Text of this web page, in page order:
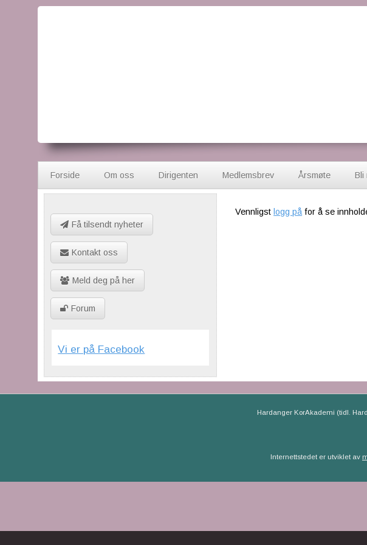
Forside Om oss Dirigenten Medlemsbrev Årsmøte Bli
Få tilsendt nyheter
Kontakt oss
Meld deg på her
Forum
Vi er på Facebook
Vennligst logg på for å se
Hardanger KorAkademi (tidl.
Internettstedet er utviklet av